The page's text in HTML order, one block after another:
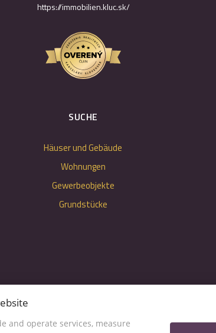
https://immobilien.kluc.sk/
SUCHE
Häuser und Gebäude
Wohnungen
Gewerbeobjekte
Grundstücke
and operate services, measure